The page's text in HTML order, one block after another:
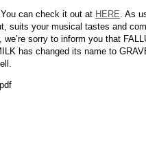
can check it out at HERE. As
suits your musical tastes and
sorry to inform you that
has changed its name to